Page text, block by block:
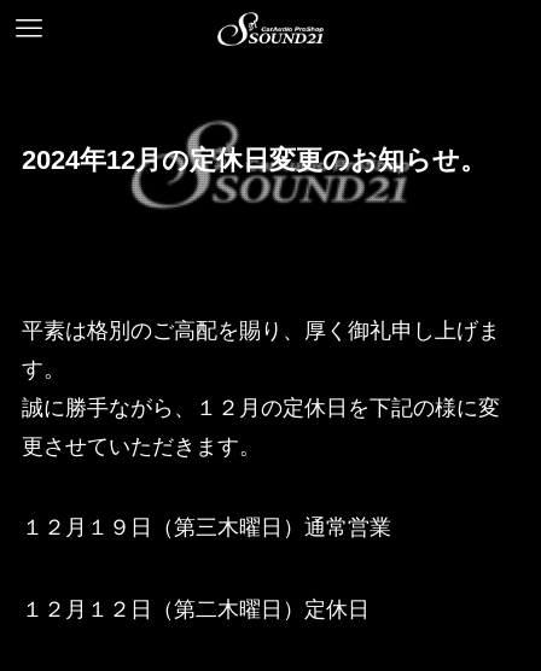
2024年12月の定休日変更のお知らせ。
平素は格別のご高配を賜り、厚く御礼申し上げま
す。
誠に勝手ながら、１２月の定休日を下記の様に変
更させていただきます。
１２月１９日（第三木曜日）通常営業
１２月１２日（第二木曜日）定休日